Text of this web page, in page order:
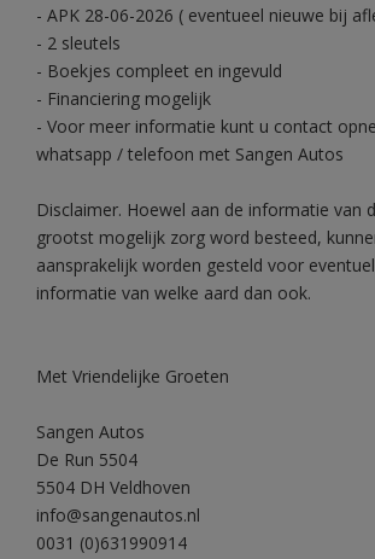
- APK 28-06-2026 ( eventueel nieuwe bij
- 2 sleutels
- Boekjes compleet en ingevuld
- Financiering mogelijk
- Voor meer informatie kunt u contact
whatsapp / telefoon met Sangen Autos
Disclaimer. Hoewel aan de informatie van
grootst mogelijk zorg word besteed,
aansprakelijk worden gesteld voor
informatie van welke aard dan ook.
Met Vriendelijke Groeten
Sangen Autos
De Run 5504
5504 DH Veldhoven
info@sangenautos.nl
0031 (0)631990914